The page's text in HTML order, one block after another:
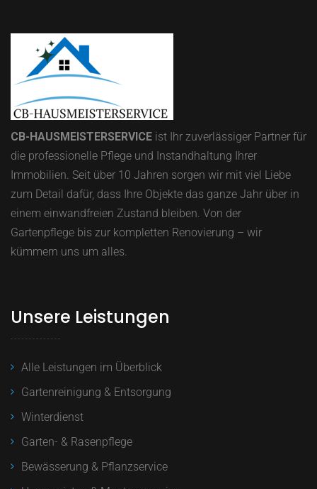
CB-HAUSMEISTERSERVICE ist Ihr zuverlässiger Partner für
die professionelle Pflege und Instandhaltung Ihrer
Immobilien. Seit über 10 Jahren sorgen wir mit viel Liebe
zum Detail dafür, dass Ihre Objekte das ganze Jahr über in
einem einwandfreien Zustand bleiben. Von der
Gartenpflege bis zur kompletten Renovierung – wir
kümmern uns um alles.
Unsere Leistungen
Alle Leistungen im Überblick
Gartenreinigung & Entsorgung
Winterdienst
Garten- & Rasenpflege
Bewässerung & Pflanzservice